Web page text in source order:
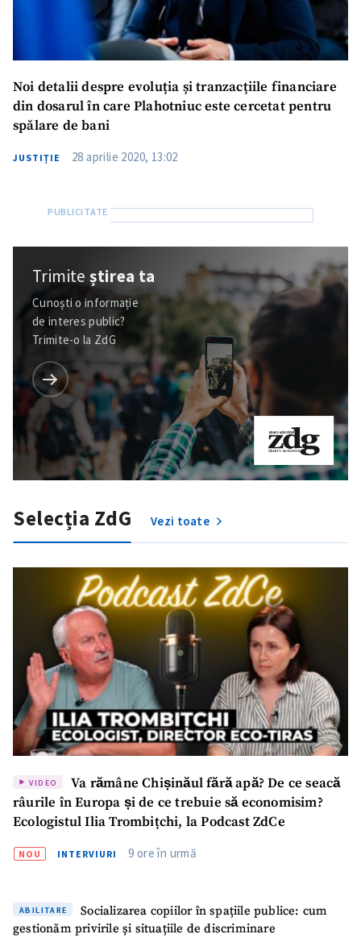
Noi detalii despre evoluția și tranzacțiile financiare
din dosarul în care Plahotniuc este cercetat pentru
spălare de bani
JUSTIȚIE 28 aprilie 2020, 13:02
Trimiteștirea ta
Cunoști o informație
de interes public?
Trimite-o la ZdG
Selecția ZdG Vezi toate
VIDEO
Va rămâne Chișinăul fără apă? De ce seacă
râurile în Europa și de ce trebuie să economisim?
Ecologistul Ilia Trombițchi, la Podcast ZdCe
NOU INTERVIURI 9 ore în urmă
ABILITARE
Socializarea copiilor în spațiile publice: cum
gestionăm privirile și situațiile de discriminare